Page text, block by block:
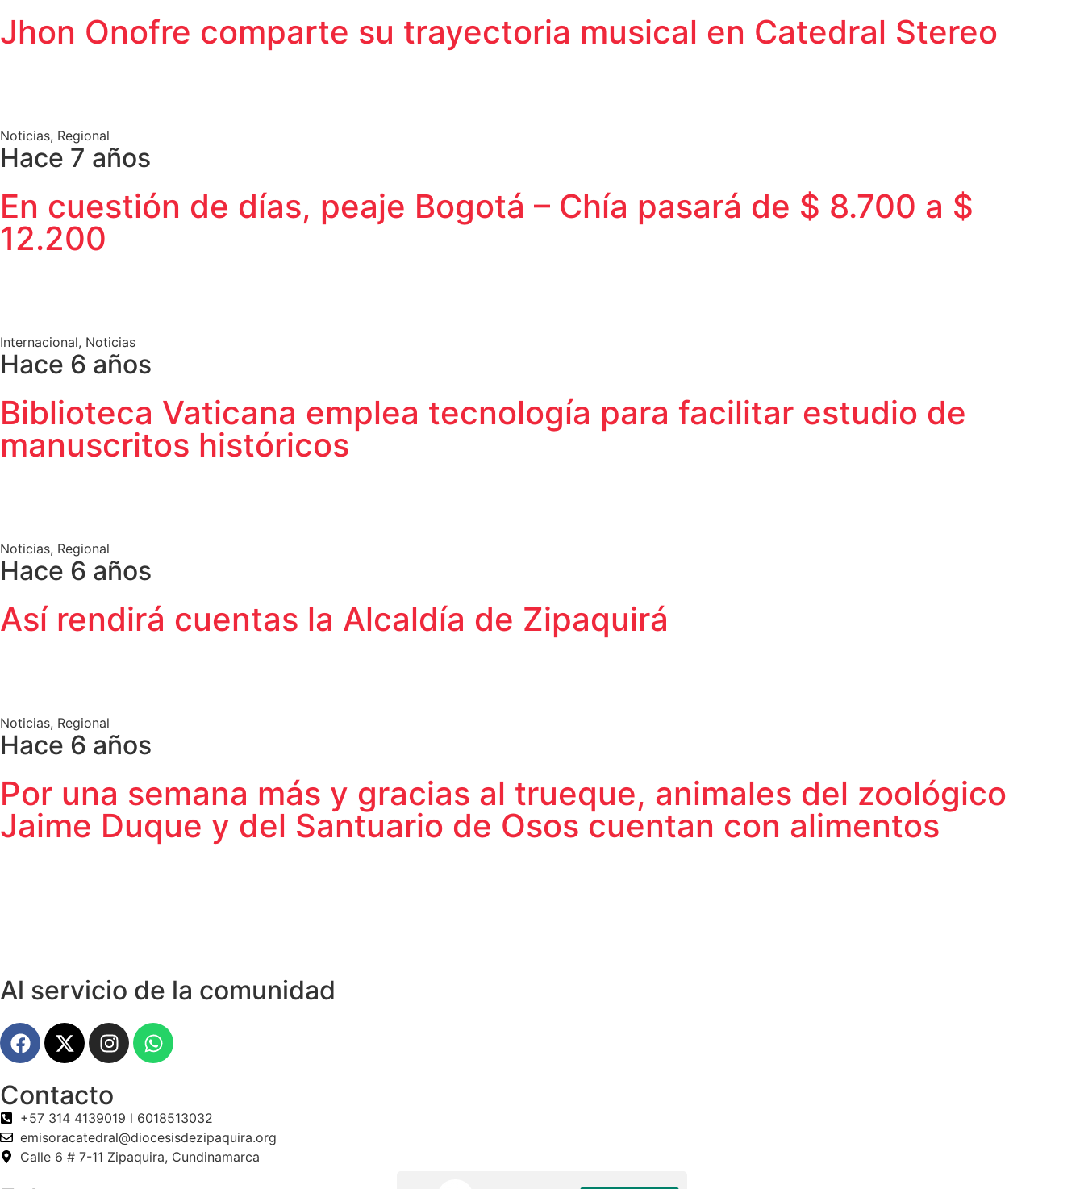
Jhon Onofre comparte su trayectoria musical en Catedral Stereo
Noticias, Regional
Hace 7 años
En cuestión de días, peaje Bogotá – Chía pasará de $ 8.700 a $
12.200
Internacional, Noticias
Hace 6 años
Biblioteca Vaticana emplea tecnología para facilitar estudio de
manuscritos históricos
Noticias, Regional
Hace 6 años
Así rendirá cuentas la Alcaldía de Zipaquirá
Noticias, Regional
Hace 6 años
Por una semana más y gracias al trueque, animales del zoológico
Jaime Duque y del Santuario de Osos cuentan con alimentos
Al servicio de la comunidad
Contacto
+57 314 4139019 l 6018513032
emisoracatedral@diocesisdezipaquira.org
Calle 6 # 7-11 Zipaquira, Cundinamarca